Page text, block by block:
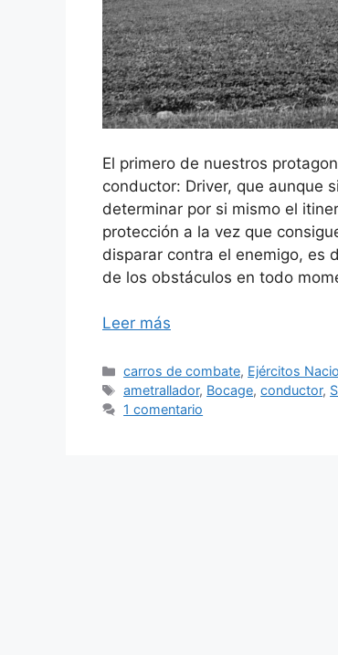
El primero de nuestros
conductor: Driver, que aunque
determinar por si mismo el
protección a la vez que
disparar contra el enemigo, es
de los obstáculos en todo
Leer más
Categorías
carros de combate, Ejércitos
Etiquetas
ametrallador, Bocage,conductor,
1 comentario